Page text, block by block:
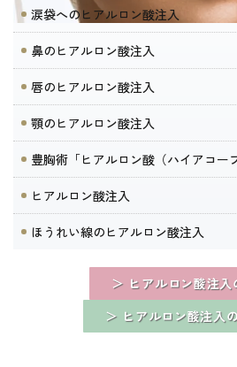
涙袋へのヒアルロン酸注入
鼻のヒアルロン酸注入
唇のヒアルロン酸注入
顎のヒアルロン酸注入
豊胸術「ヒアルロン酸（ハイアコー
ヒアルロン酸注入
ほうれい線のヒアルロン酸注入
＞ ヒアルロン酸注入
＞ ヒアルロン酸注入